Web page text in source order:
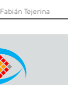
Fabián Tejerina